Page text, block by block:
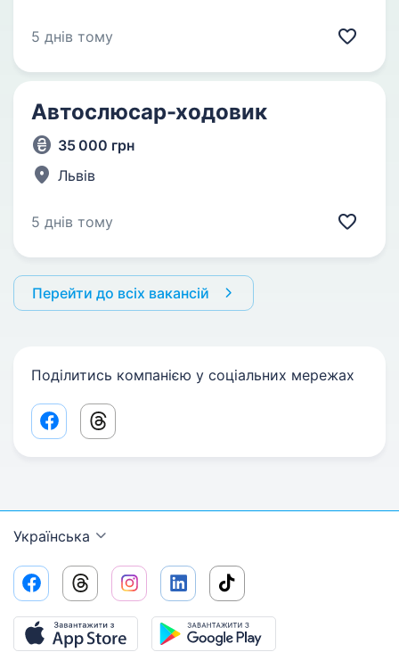
5 днів тому
Автослюсар-ходовик
35 000 грн
Львів
5 днів тому
Перейти до всіх вакансій
Поділитись компанією у соціальних мережах
Facebook share link
Threads share link
Українська